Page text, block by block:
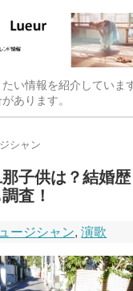
たい情報を紹介してい
あります。
シャン
子供は？結婚
査！
ージシャン,演歌